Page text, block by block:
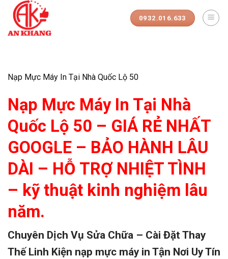
Skip
content
0932.016.633
Nạp Mực Máy In Tại Nhà Quốc Lộ 50
Nạp Mực Máy In Tại Nhà
Quốc Lộ 50 – GIÁ RẺ NHẤT
GOOGLE – BẢO HÀNH LÂU
DÀI – HỖ TRỢ NHIỆT TÌNH
– kỹ thuật kinh nghiệm lâu
năm.
Chuyên Dịch Vụ Sửa Chữa – Cài Đặt Thay
Thế Linh Kiện nạp mực máy in Tận Nơi Uy Tín